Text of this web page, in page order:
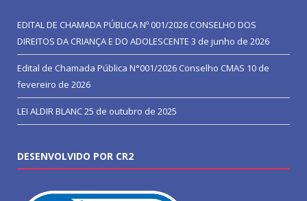
EDITAL DE CHAMADA PÚBLICA Nº 001/2026 CONSELHO DOS
DIREITOS DA CRIANÇA E DO ADOLESCENTE 3 de junho de 2026
Edital de Chamada Pública N°001/2026 Conselho CMAS 10 de
fevereiro de 2026
LEI ALDIR BLANC25 de outubro de 2025
DESENVOLVIDO POR CR2